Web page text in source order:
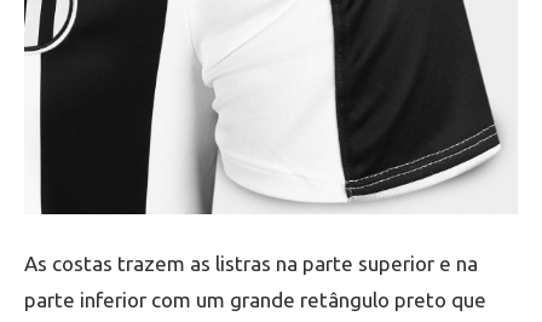
As costas trazem as listras na parte superior e na
parte inferior com um grande retângulo preto que